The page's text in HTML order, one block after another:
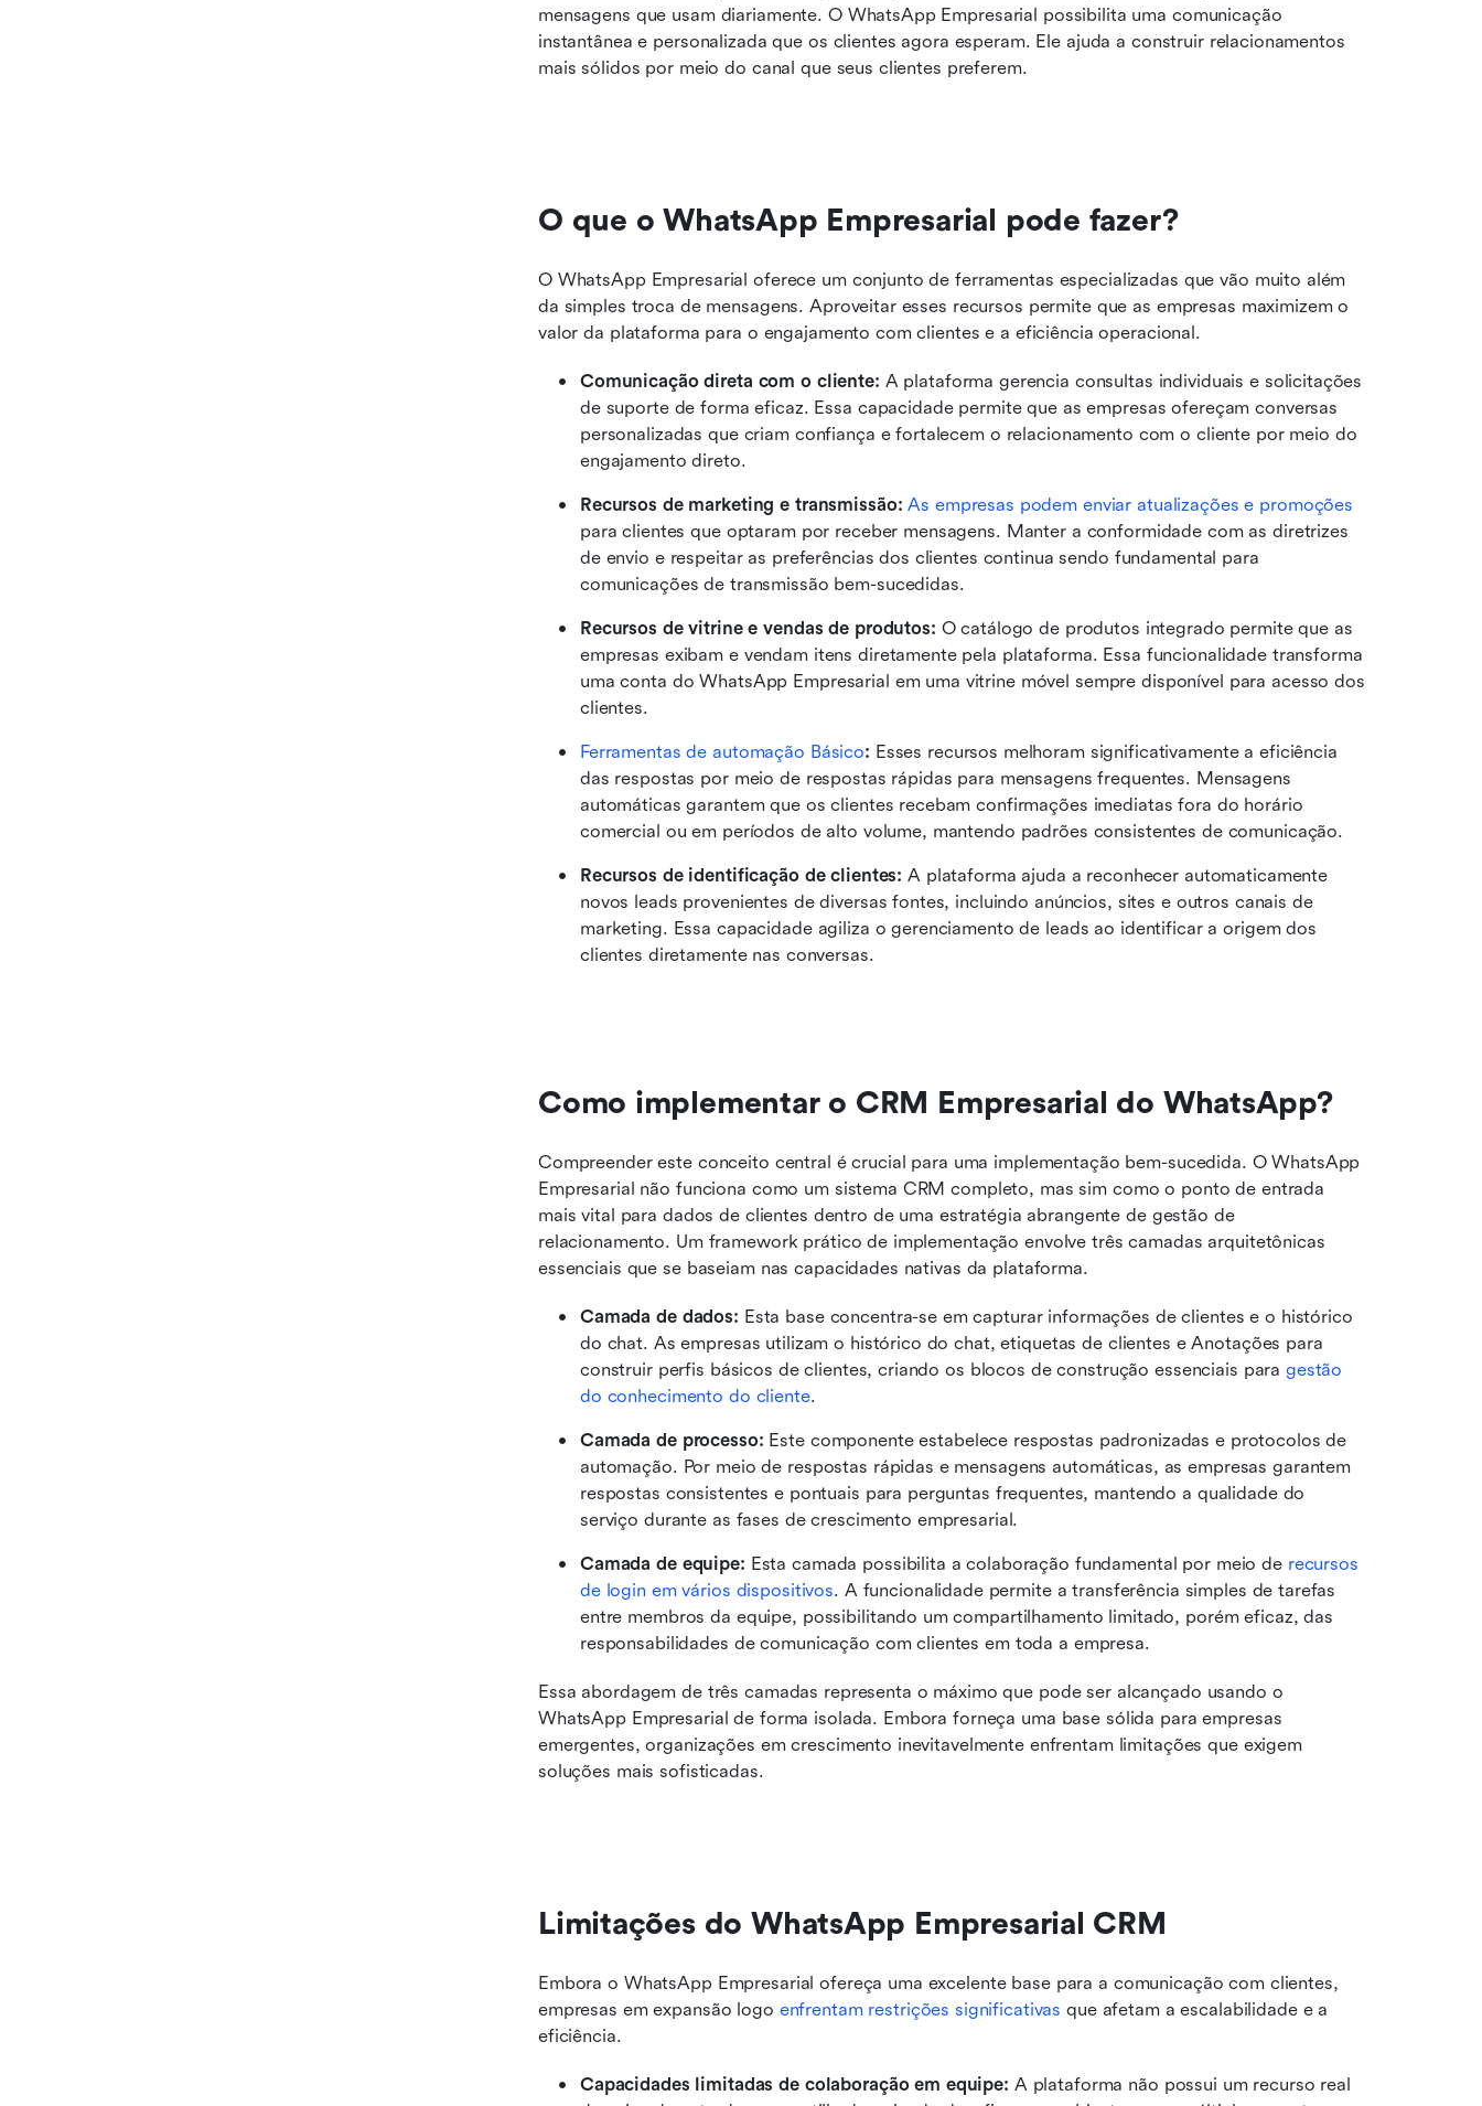
mensagens que usam diariamente. O WhatsApp Empresarial possibilita uma comunicação
instantânea e personalizada que os clientes agora esperam. Ele ajuda a construir relacionamentos
mais sólidos por meio do canal que seus clientes preferem.
O que o WhatsApp Empresarial pode fazer?
O WhatsApp Empresarial oferece um conjunto de ferramentas especializadas que vão muito além
da simples troca de mensagens. Aproveitar esses recursos permite que as empresas maximizem o
valor da plataforma para o engajamento com clientes e a eficiência operacional.
Comunicação direta com o cliente: A plataforma gerencia consultas individuais e solicitações
de suporte de forma eficaz. Essa capacidade permite que as empresas ofereçam conversas
personalizadas que criam confiança e fortalecem o relacionamento com o cliente por meio do
engajamento direto.
Recursos de marketing e transmissão: As empresas podem enviar atualizações e promoções
para clientes que optaram por receber mensagens. Manter a conformidade com as diretrizes
de envio e respeitar as preferências dos clientes continua sendo fundamental para
comunicações de transmissão bem-sucedidas.
Recursos de vitrine e vendas de produtos: O catálogo de produtos integrado permite que as
empresas exibam e vendam itens diretamente pela plataforma. Essa funcionalidade transforma
uma conta do WhatsApp Empresarial em uma vitrine móvel sempre disponível para acesso dos
clientes.
Ferramentas de automação Básico: Esses recursos melhoram significativamente a eficiência
das respostas por meio de respostas rápidas para mensagens frequentes. Mensagens
automáticas garantem que os clientes recebam confirmações imediatas fora do horário
comercial ou em períodos de alto volume, mantendo padrões consistentes de comunicação.
Recursos de identificação de clientes: A plataforma ajuda a reconhecer automaticamente
novos leads provenientes de diversas fontes, incluindo anúncios, sites e outros canais de
marketing. Essa capacidade agiliza o gerenciamento de leads ao identificar a origem dos
clientes diretamente nas conversas.
Como implementar o CRM Empresarial do WhatsApp?
Compreender este conceito central é crucial para uma implementação bem-sucedida. O WhatsApp
Empresarial não funciona como um sistema CRM completo, mas sim como o ponto de entrada
mais vital para dados de clientes dentro de uma estratégia abrangente de gestão de
relacionamento. Um framework prático de implementação envolve três camadas arquitetônicas
essenciais que se baseiam nas capacidades nativas da plataforma.
Camada de dados: Esta base concentra-se em capturar informações de clientes e o histórico
do chat. As empresas utilizam o histórico do chat, etiquetas de clientes e Anotações para
construir perfis básicos de clientes, criando os blocos de construção essenciais para gestão
do conhecimento do cliente.
Camada de processo: Este componente estabelece respostas padronizadas e protocolos de
automação. Por meio de respostas rápidas e mensagens automáticas, as empresas garantem
respostas consistentes e pontuais para perguntas frequentes, mantendo a qualidade do
serviço durante as fases de crescimento empresarial.
Camada de equipe: Esta camada possibilita a colaboração fundamental por meio de recursos
de login em vários dispositivos. A funcionalidade permite a transferência simples de tarefas
entre membros da equipe, possibilitando um compartilhamento limitado, porém eficaz, das
responsabilidades de comunicação com clientes em toda a empresa.
Essa abordagem de três camadas representa o máximo que pode ser alcançado usando o
WhatsApp Empresarial de forma isolada. Embora forneça uma base sólida para empresas
emergentes, organizações em crescimento inevitavelmente enfrentam limitações que exigem
soluções mais sofisticadas.
Limitações do WhatsApp Empresarial CRM
Embora o WhatsApp Empresarial ofereça uma excelente base para a comunicação com clientes,
empresas em expansão logo enfrentam restrições significativas que afetam a escalabilidade e a
eficiência.
Capacidades limitadas de colaboração em equipe: A plataforma não possui um recurso real